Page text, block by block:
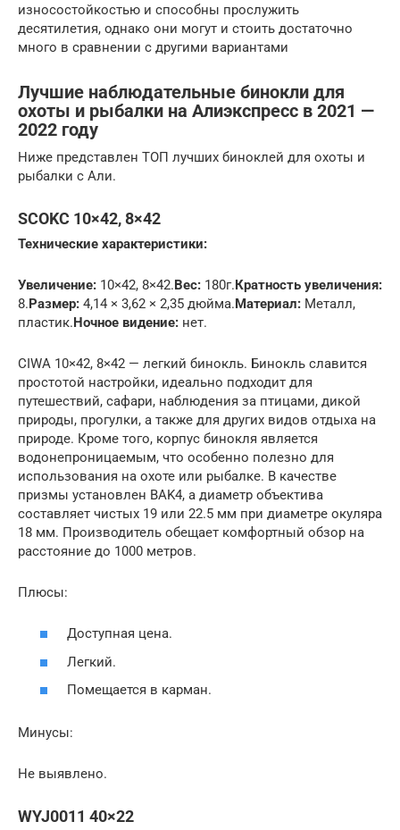
износостойкостью и способны прослужить
десятилетия, однако они могут и стоить достаточно
много в сравнении с другими вариантами
Лучшие наблюдательные бинокли для
охоты и рыбалки на Алиэкспресс в 2021 —
2022 году
Ниже представлен ТОП лучших биноклей для охоты и
рыбалки с Али.
SCOKC 10×42, 8×42
Технические характеристики:
Увеличение: 10×42, 8×42.Вес: 180г.Кратность увеличения:
8.Размер: 4,14 × 3,62 × 2,35 дюйма.Материал: Металл,
пластик.Ночное видение: нет.
CIWA 10×42, 8×42 — легкий бинокль. Бинокль славится
простотой настройки, идеально подходит для
путешествий, сафари, наблюдения за птицами, дикой
природы, прогулки, а также для других видов отдыха на
природе. Кроме того, корпус бинокля является
водонепроницаемым, что особенно полезно для
использования на охоте или рыбалке. В качестве
призмы установлен BAK4, а диаметр объектива
составляет чистых 19 или 22.5 мм при диаметре окуляра
18 мм. Производитель обещает комфортный обзор на
расстояние до 1000 метров.
Плюсы:
Доступная цена.
Легкий.
Помещается в карман.
Минусы:
Не выявлено.
WYJ0011 40×22